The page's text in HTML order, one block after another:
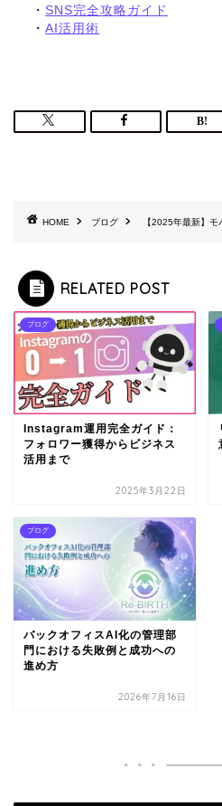
・ SNS完全攻略ガイド
・ AI活用術
HOME ブログ 【2025年最新】
RELATED POST
ブログ
Instagram運用完全ガイド：
フォロワー獲得からビジネス
活用まで
2025年3月22日
ブログ
バックオフィスAI化の管理部
門における失敗例と成功への
進め方
2026年7月16日